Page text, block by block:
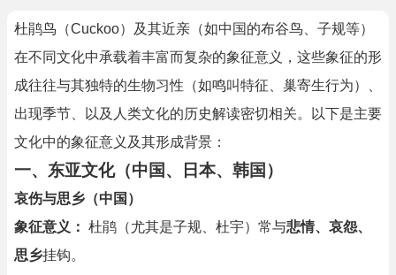
杜鹃鸟（Cuckoo）及其近亲（如中国的布谷鸟、子规等）
在不同文化中承载着丰富而复杂的象征意义，这些象征的形
成往往与其独特的生物习性（如鸣叫特征、巢寄生行为）、
出现季节、以及人类文化的历史解读密切相关。以下是主要
文化中的象征意义及其形成背景：
一、东亚文化（中国、日本、韩国）
哀伤与思乡（中国）
象征意义： 杜鹃（尤其是子规、杜宇）常与悲情、哀怨、
思乡挂钩。